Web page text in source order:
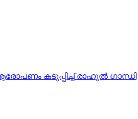
കടുപ്പിച്ച് രാഹുല്‍ ഗാന്ധി